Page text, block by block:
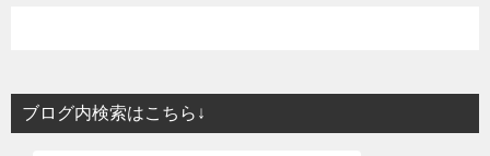
ブログ内検索はこちら↓